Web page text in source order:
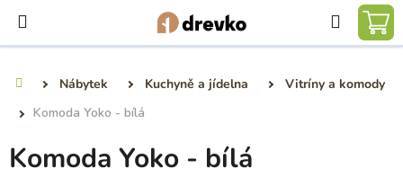
obsah
Hledat
Nábytek Kuchyně a jídelna
Vitríny a komody
Komoda Yoko - bílá
Komoda Yoko - bílá